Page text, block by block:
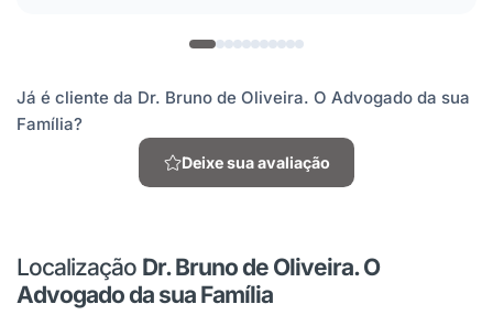
Já é cliente da Dr. Bruno de Oliveira. O Advogado da sua
Família?
Deixe sua avaliação
Localização Dr. Bruno de Oliveira. O
Advogado da sua Família